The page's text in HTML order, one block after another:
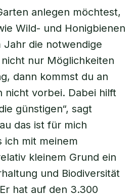
anlegen möchtest,
Wild- und Honigbienen
Jahr die notwendige
nur Möglichkeiten
dann kommst du an
nicht vorbei. Dabei hilft
günstigen“, sagt
das ist für mich
ich mit meinem
kleinem Grund ein
und Biodiversität
hat auf den 3.300